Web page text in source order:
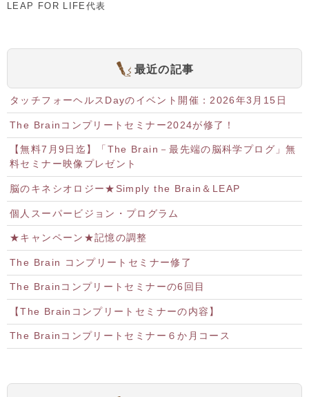
LEAP FOR LIFE代表
最近の記事
タッチフォーヘルスDayのイベント開催：2026年3月15日
The Brainコンプリートセミナー2024が修了！
【無料7月9日迄】「The Brain－最先端の脳科学プログ」無
料セミナー映像プレゼント
脳のキネシオロジー★Simply the Brain＆LEAP
個人スーパービジョン・プログラム
★キャンペーン★記憶の調整
The Brain コンプリートセミナー修了
The Brainコンプリートセミナーの6回目
【The Brainコンプリートセミナーの内容】
The Brainコンプリートセミナー６か月コース